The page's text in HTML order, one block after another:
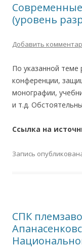
(уровень
Добавить
По указанной теме
конференции,
монографии,
и т.д.
Ссылка на
Запись
СПК